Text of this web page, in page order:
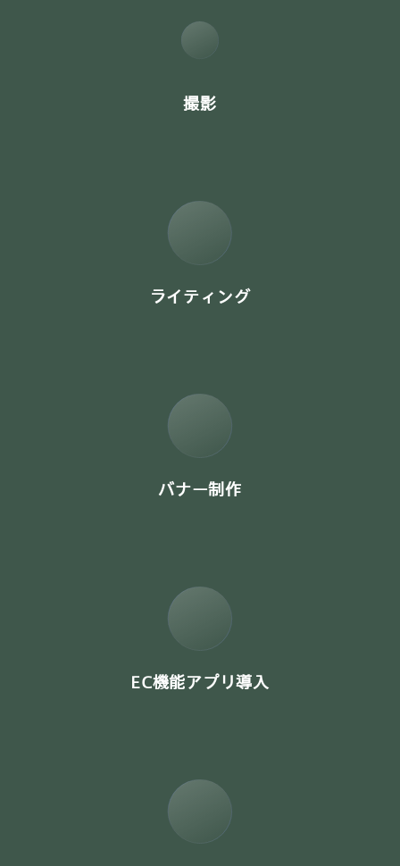
撮影
ライティング
バナー制作
EC機能アプリ導入